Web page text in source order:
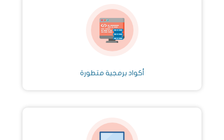
أكواد برمجية متطورة